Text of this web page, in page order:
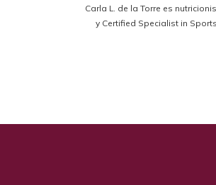
Carla L. de la Torre es
y Certified Specialist in